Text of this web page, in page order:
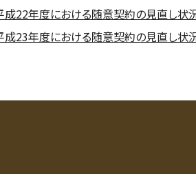
成22年度における随意契約の見直し状
成23年度における随意契約の見直し状